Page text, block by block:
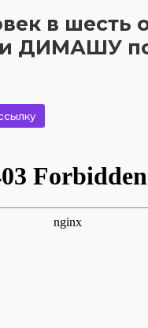
в шесть
ДИМАШУ